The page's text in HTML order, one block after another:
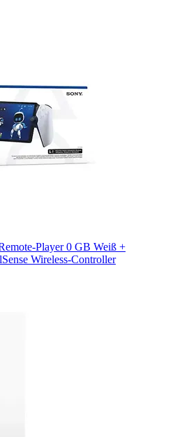
Player 0 GB Weiß +
Wireless-Controller